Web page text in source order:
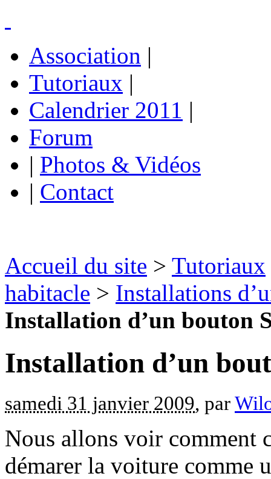
Association |
Tutoriaux |
Calendrier 2011 |
Forum
| Photos & Vidéos
| Contact
Accueil du site > Tutoriaux
habitacle > Installations
Installation d’un bouton
Installation d’un
samedi 31 janvier 2009, par
Nous allons voir comment
démarer la voiture comme